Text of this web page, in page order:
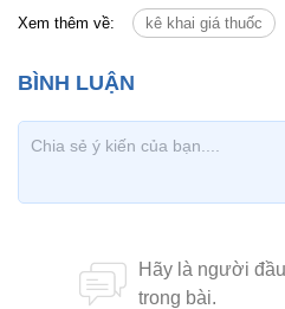
Xem thêm về: kê khai giá thuốc